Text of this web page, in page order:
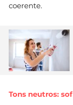
coerente.
Tons neutros: